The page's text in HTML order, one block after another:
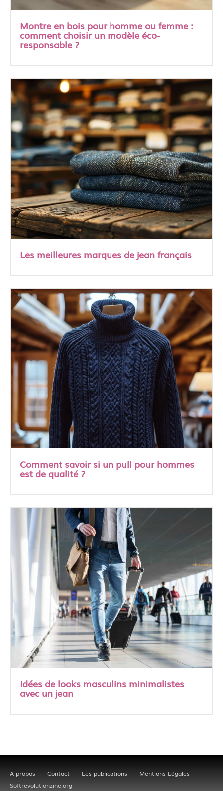
Montre en bois pour homme ou femme :
comment choisir un modèle éco-
responsable ?
Les meilleures marques de jean français
Comment savoir si un pull pour hommes
est de qualité ?
Idées de looks masculins minimalistes
avec un jean
A propos Contact Les publications
Mentions Légales
Softrevolutionzine.org